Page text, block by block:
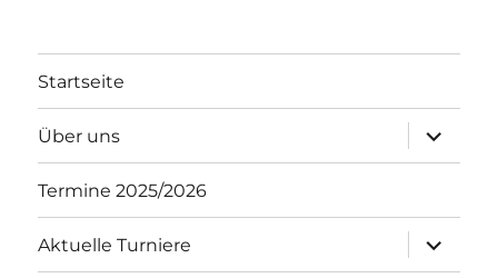
Startseite
Über uns
öffnen
Termine 2025/2026
Aktuelle Turniere
öffnen